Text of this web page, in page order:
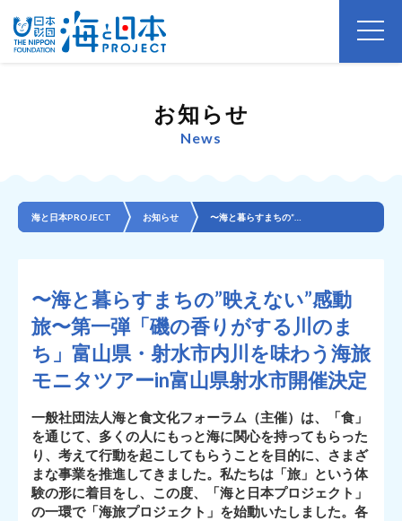
お知らせ
News
海と日本PROJECT お知らせ
〜海と暮らすまちの”映えない”感動
旅〜第一弾「磯の香りがする川のま
ち」富山県・射水市内川を味わう海旅
モニタツアーin富山県射水市開催決定
一般社団法人海と食文化フォーラム（主催）は、「食」
を通じて、多くの人にもっと海に関心を持ってもらった
り、考えて行動を起こしてもらうことを目的に、さまざ
まな事業を推進してきました。私たちは「旅」という体
験の形に着目をし、この度、「海と日本プロジェクト」
の一環で「海旅プロジェクト」を始動いたしました。各